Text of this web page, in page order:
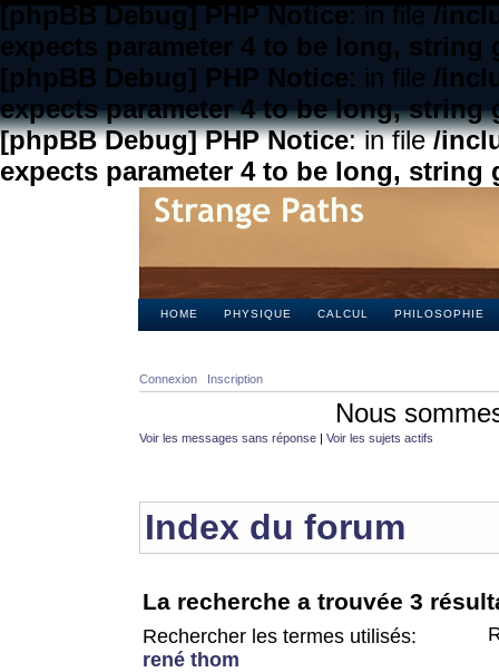
[phpBB Debug] PHP Notice: in file/
expects parameter 4 to be long, string
[phpBB Debug] PHP Notice: in file /
expects parameter 4 to be long, string
[phpBB Debug] PHP Notice: in file/
expects parameter 4 to be long, string
HOME PHYSIQUE CALCUL PHILOSOPHIE
Connexion Inscription
Nous
Voir les messages sans réponse | Voir les sujets actifs
Index du forum
La recherche a trouvée 3
Rechercher les termes utilisés:
rené thom